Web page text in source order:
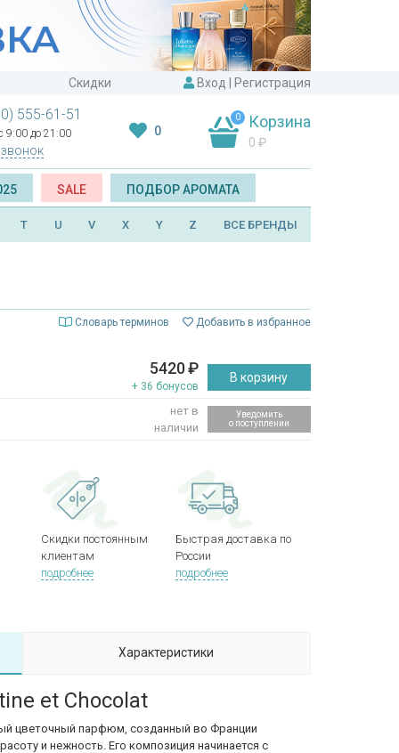
Скидки Вход Регистрация
555-61-51
9:00 до 21:00 0
0 Корзина
0 ₽
SALE ПОДБОР АРОМАТА
T U V X Y Z ВСЕ БРЕНДЫ
Словарь терминов Добавить в избранное
5420₽
+ 36 бонусов
В корзину
нет в
наличии
Уведомить
о поступлении
Скидки постоянным
клиентам
подробнее
Быстрая доставка по
России
подробнее
Характеристики
et Chocolat
цветочный парфюм, созданный во Франции
и нежность. Его композиция начинается с